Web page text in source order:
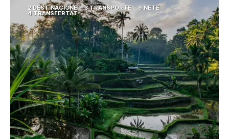
2 DESTINACIONE 3 TRANSPORTE 9 NETË
4 TRANSFERTAT